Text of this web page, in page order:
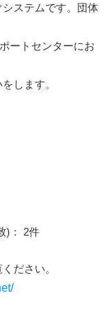
ステムです。団体
ートセンターにお
します。
)： 2件
ださい。